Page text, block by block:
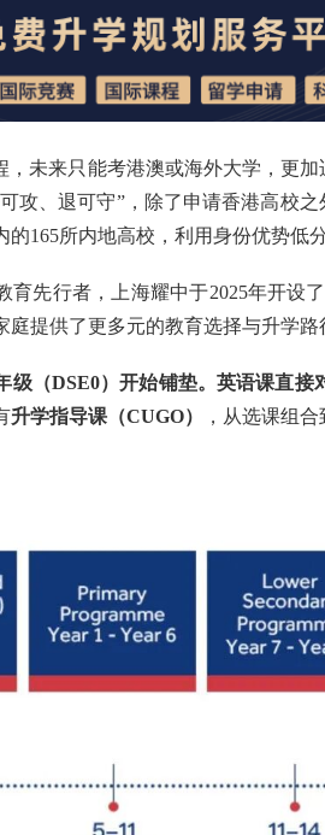
，未来只能考港澳或海外大学，更
攻、退可守”，除了申请香港高校
165所内地高校，利用身份优势低
育先行者，上海耀中于2025年开设
庭提供了更多元的教育选择与升学路
级（DSE0）开始铺垫。英语课直接
升学指导课（CUGO） ，从选课组